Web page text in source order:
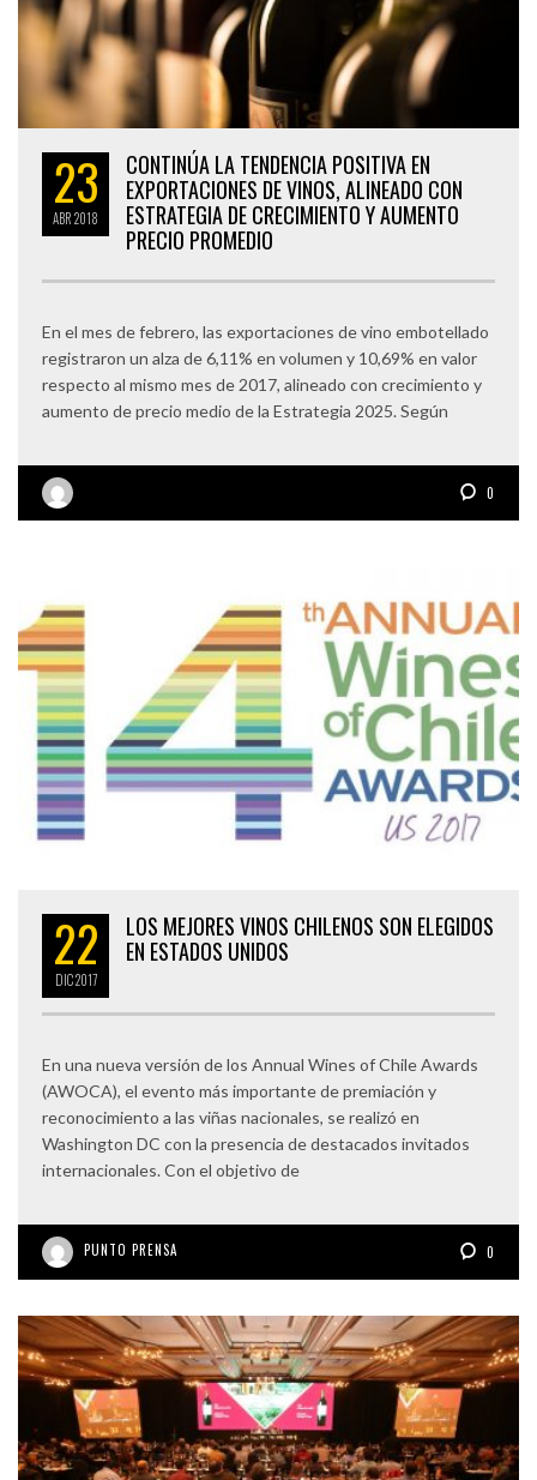
23
ABR2018
CONTINÚA LA TENDENCIA POSITIVA EN
EXPORTACIONES DE VINOS, ALINEADO CON
ESTRATEGIA DE CRECIMIENTO Y AUMENTO
PRECIO PROMEDIO
En el mes de febrero, las exportaciones de vino embotellado
registraron un alza de 6,11% en volumen y 10,69% en valor
respecto al mismo mes de 2017, alineado con crecimiento y
aumento de precio medio de la Estrategia 2025. Según
0
22
DIC2017
LOS MEJORES VINOS CHILENOS SON ELEGIDOS
EN ESTADOS UNIDOS
En una nueva versión de los Annual Wines of Chile Awards
(AWOCA), el evento más importante de premiación y
reconocimiento a las viñas nacionales, se realizó en
Washington DC con la presencia de destacados invitados
internacionales. Con el objetivo de
PUNTO PRENSA 0